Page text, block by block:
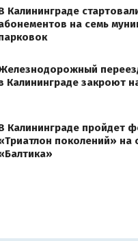
Калининграде
на семь
Калининграде закроют
Калининграде пройдет
поколений» на